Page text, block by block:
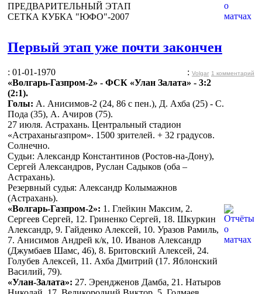
ПРЕДВАРИТЕЛЬНЫЙ ЭТАП
СЕТКА КУБКА "ЮФО"-2007
Первый этап уже почти закончен
: 01-01-1970 : Volgar 1 комментарий
«Волгарь-Газпром-2» - ФСК «Улан Залата» - 3:2
(2:1).
Голы: А. Анисимов-2 (24, 86 с пен.), Д. Ахба (25) - С.
Пода (35), А. Ачиров (75).
27 июля. Астрахань. Центральный стадион
«Астраханьгазпром». 1500 зрителей. + 32 градусов.
Солнечно.
Судьи: Александр Константинов (Ростов-на-Дону),
Сергей Александров, Руслан Садыков (оба –
Астрахань).
Резервный судья: Александр Колымажнов
(Астрахань).
«Волгарь-Газпром-2»: 1. Глейкин Максим, 2.
Сергеев Сергей, 12. Гриненко Сергей, 18. Шкуркин
Александр, 9. Гайденко Алексей, 10. Уразов Рамиль,
7. Анисимов Андрей к/к, 10. Иванов Александр
(Джумбаев Шамс, 46), 8. Бритовский Алексей, 24.
Голубев Алексей, 11. Ахба Дмитрий (17. Яблонский
Василий, 79).
«Улан-Залата»: 27. Эрендженов Дамба, 21. Натыров